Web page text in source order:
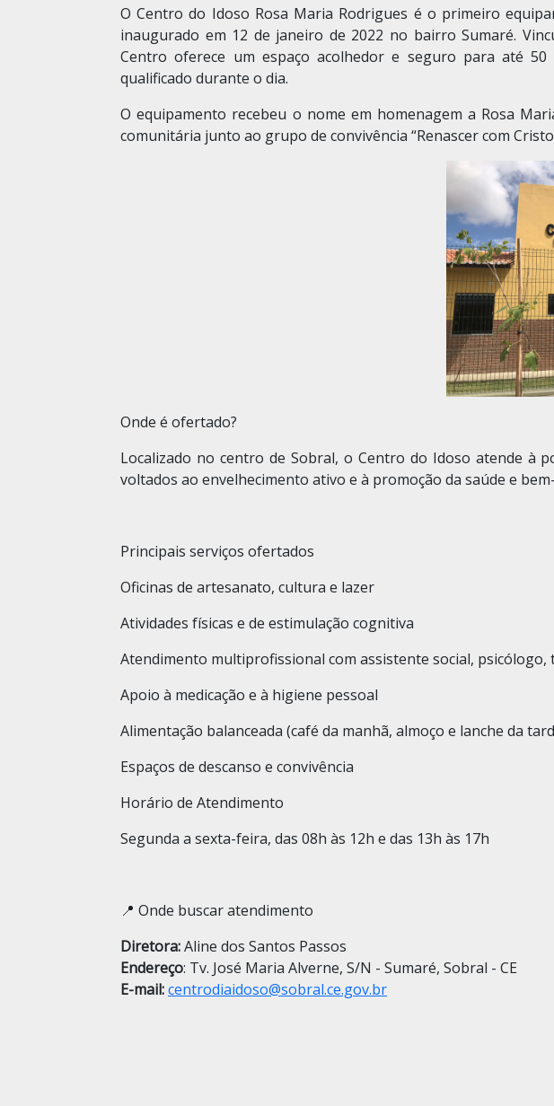
O Centro do Idoso Rosa Maria Rodrigues é o primeiro
inaugurado em 12 de janeiro de 2022 no bairro Sumaré.
Centro oferece um espaço acolhedor e seguro para até 50
qualificado durante o dia.
O equipamento recebeu o nome em homenagem a Rosa
comunitária junto ao grupo de convivência “Renascer com
Onde é ofertado?
Localizado no centro de Sobral, o Centro do Idoso atende à
voltados ao envelhecimento ativo e à promoção da saúde e
Principais serviços ofertados
Oficinas de artesanato, cultura e lazer
Atividades físicas e de estimulação cognitiva
Atendimento multiprofissional com assistente social,
Apoio à medicação e à higiene pessoal
Alimentação balanceada (café da manhã, almoço e lanche da
Espaços de descanso e convivência
Horário de Atendimento
Segunda a sexta-feira, das 08h às 12h e das 13h às 17h
📍 Onde buscar atendimento
Diretora:Aline dos Santos Passos
Endereço: Tv. José Maria Alverne, S/N - Sumaré, Sobral - CE
E-mail:centrodiaidoso@sobral.ce.gov.br